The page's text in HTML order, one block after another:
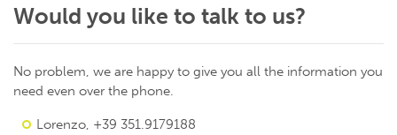
Would you like to talk to us?
No problem, we are happy to give you all the information you
need even over the phone.
Lorenzo, +39 351.9179188